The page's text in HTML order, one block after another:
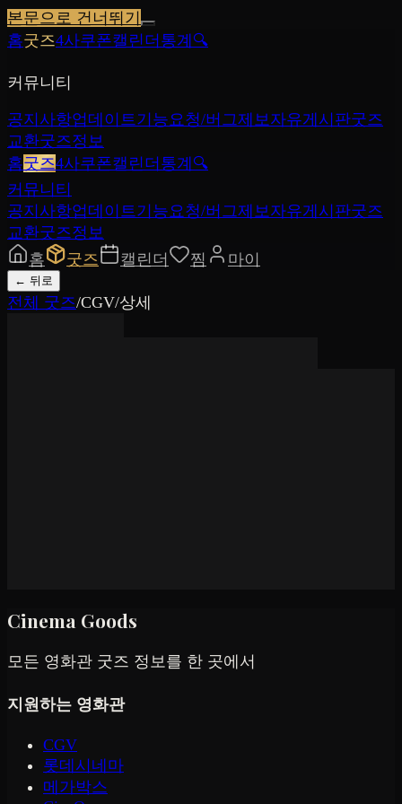
본문으로 건너뛰기
홈굿즈4사쿠폰캘린더 통계 🔍
커뮤니티
공지사항업데이트기능요청/버그제보자유게시판굿즈
교환굿즈정보
홈굿즈4사쿠폰캘린더 통계 🔍
커뮤니티
공지사항업데이트기능요청/버그제보자유게시판굿즈
교환굿즈정보
홈
굿즈 캘린더 찜 마이
← 뒤로
전체 굿즈/CGV/상세
Cinema Goods
모든 영화관 굿즈 정보를 한 곳에서
지원하는 영화관
CGV
롯데시네마
메가박스